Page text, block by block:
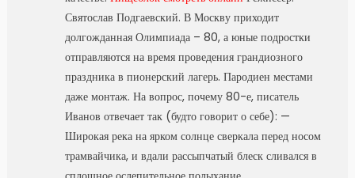
Святослав Подгаевский. В Москву приходит
долгожданная Олимпиада – 80, а юные подростки
отправляются на время проведения грандиозного
праздника в пионерский лагерь. Пародиен местами
даже монтаж. На вопрос, почему 80-е, писатель
Иванов отвечает так (будто говорит о себе): —
Широкая река на ярком солнце сверкала перед носом
трамвайчика, и вдали рассыпчатый блеск сливался в